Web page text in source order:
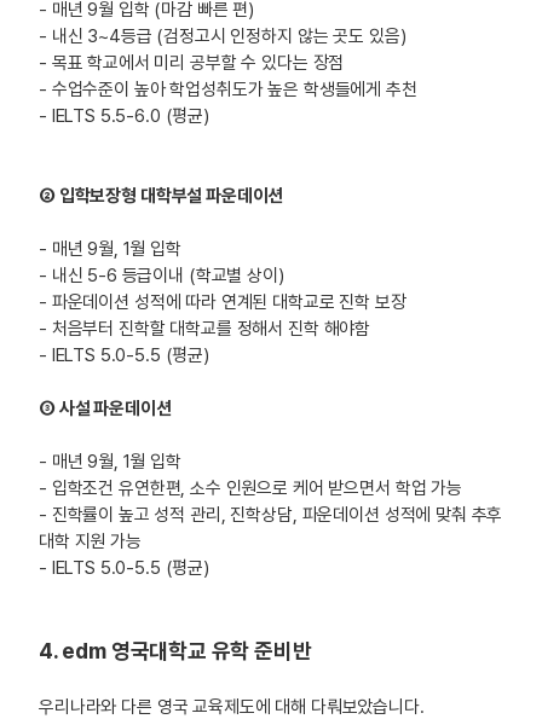
- 매년 9월 입학 (마감 빠른 편)
- 내신 3~4등급 (검정고시 인정하지 않는 곳도 있음)
- 목표 학교에서 미리 공부할 수 있다는 장점
- 수업수준이 높아 학업성취도가 높은 학생들에게 추천
- IELTS 5.5-6.0 (평균)
② 입학보장형 대학부설 파운데이션
- 매년 9월, 1월 입학
- 내신 5-6 등급이내 (학교별 상이)
- 파운데이션 성적에 따라 연계된 대학교로 진학 보장
- 처음부터 진학할 대학교를 정해서 진학 해야함
- IELTS 5.0-5.5 (평균)
③ 사설 파운데이션
- 매년 9월, 1월 입학
- 입학조건 유연한편, 소수 인원으로 케어 받으면서 학업 가능
- 진학률이 높고 성적 관리, 진학상담, 파운데이션 성적에 맞춰 추후
대학 지원 가능
- IELTS 5.0-5.5 (평균)
4. edm 영국대학교 유학 준비반
우리나라와 다른 영국 교육제도에 대해 다뤄보았습니다.